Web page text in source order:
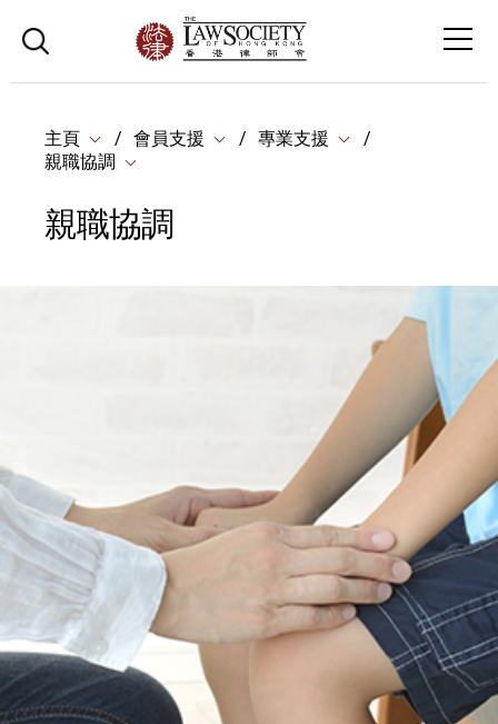
主頁 會員支援
專業支援
親職協調
親職協調